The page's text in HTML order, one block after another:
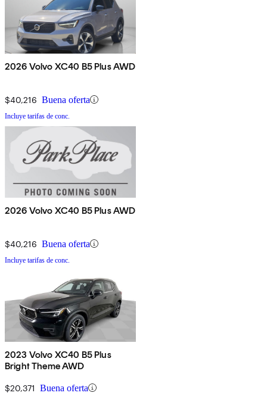
2026 Volvo XC40 B5 Plus AWD
$40,216 Buena oferta
Incluye tarifas de conc.
2026 Volvo XC40 B5 Plus AWD
$40,216 Buena oferta
Incluye tarifas de conc.
2023 Volvo XC40 B5 Plus
Bright Theme AWD
$20,371 Buena oferta